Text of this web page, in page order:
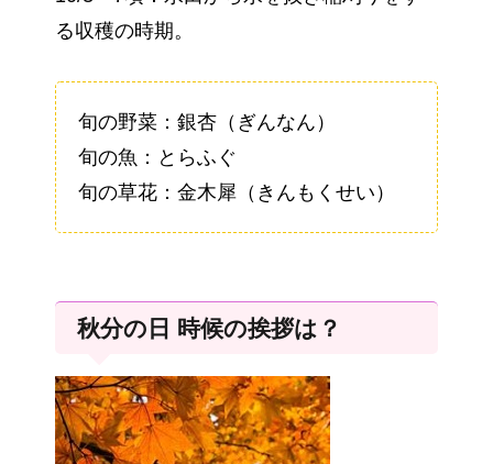
る収穫の時期。
旬の野菜：銀杏（ぎんなん）
旬の魚：とらふぐ
旬の草花：金木犀（きんもくせい）
秋分の日 時候の挨拶は？